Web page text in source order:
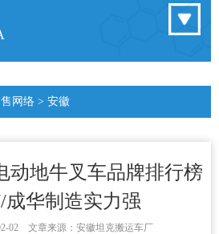
网络 > 安徽
动地牛叉车品牌排行榜
成华制造实力强
02 文章来源：安徽坦克搬运车厂